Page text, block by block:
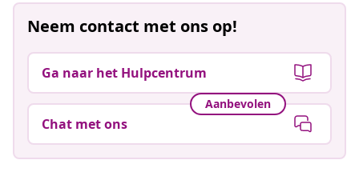
Neem contact met ons op!
Ga naar het Hulpcentrum
Aanbevolen
Chat met ons